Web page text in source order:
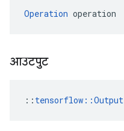
Operation operation
आउटपुट
:: tensorflow::Output